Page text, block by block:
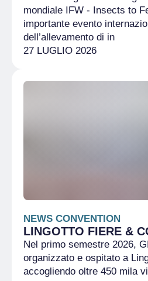
mondiale IFW - Insects to
importante evento
dell’allevamento di in
27 LUGLIO 2026
NEWS CONVENTION
LINGOTTO FIERE &
Nel primo semestre 2026,
organizzato e ospitato a
accogliendo oltre 450 mila